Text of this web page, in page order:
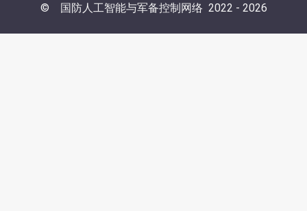
© 国防人工智能与军备控制网络 2022 - 2026